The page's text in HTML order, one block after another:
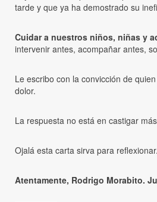
tarde y que ya ha demostrado su
Cuidar a nuestros niños, niñas y
intervenir antes, acompañar antes,
Le escribo con la convicción de
dolor.
La respuesta no está en castigar
Ojalá esta carta sirva para
Atentamente, Rodrigo Morabito.